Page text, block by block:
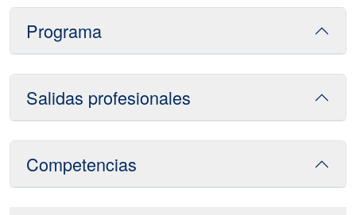
Programa
Salidas profesionales
Competencias